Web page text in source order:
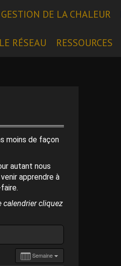
DE LA CHALEUR
LE RÉSEAU RESSOURCES
moins de façon
autant nous
apprendre à
calendrier cliquez
Semaine